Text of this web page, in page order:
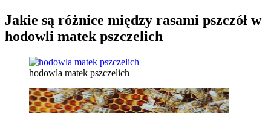
Jakie są różnice między rasami pszczół w
hodowli matek pszczelich
hodowla matek pszczelich